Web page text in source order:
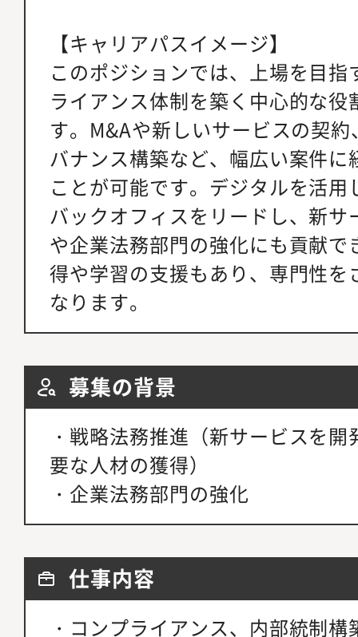
【キャリアパスイメージ】
このポジションでは、上場を目
ライアンス体制を築く中心的な
す。M&Aや新しいサービスの契
バナンス構築など、幅広い案件
ことが可能です。デジタルを活
バックオフィスをリードし、新
や企業法務部門の強化にも貢献
得や学習の支援もあり、専門性
なります。
募集の背景
・戦略法務推進（新サービスを
要な人材の獲得）
・企業法務部門の強化
仕事内容
・コンプライアンス、内部統制構